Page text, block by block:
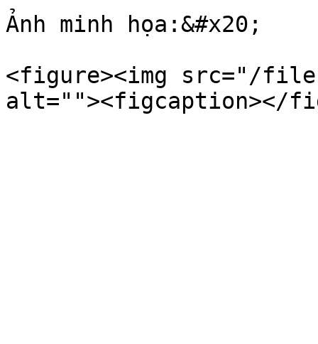
Ảnh minh họa:&#x20;
<figure><img src="/files/